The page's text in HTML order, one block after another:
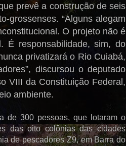
prevê a construção de seis
grossenses. “Alguns alegam
O projeto não é
É responsabilidade, sim, do
privatizará o Rio Cuiabá,
discursou o deputado
VIII da Constituição Federal,
ambiente.
de 300 pessoas, que lotaram o
das oito colônias das cidades
de pescadores Z9, em Barra do